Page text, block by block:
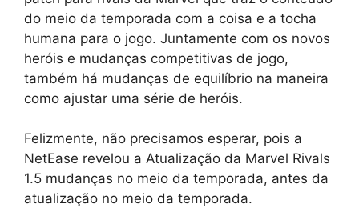
do meio da temporada com a coisa e a tocha
humana para o jogo. Juntamente com os novos
heróis e mudanças competitivas de jogo,
também há mudanças de equilíbrio na maneira
como ajustar uma série de heróis.
Felizmente, não precisamos esperar, pois a
NetEase revelou a Atualização da Marvel Rivals
1.5 mudanças no meio da temporada, antes da
atualização no meio da temporada.